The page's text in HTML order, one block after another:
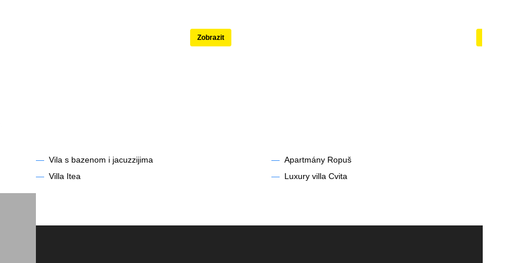
Zobrazit
— Vila s bazenom i jacuzzijima
— Villa Itea
— Apartmány Ropuš
— Luxury villa Cvita